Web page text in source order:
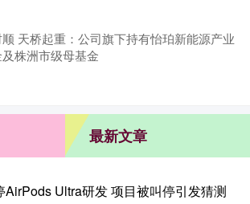
天桥起重：公司旗下持有怡珀新能源产业
株洲市级母基金
最新文章
AirPods Ultra研发 项目被叫停引发猜测